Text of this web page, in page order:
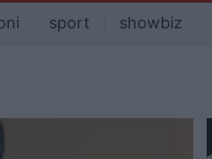
sport showbiz